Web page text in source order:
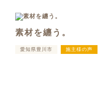
素材を纏う。
愛知県豊川市 施主様の声